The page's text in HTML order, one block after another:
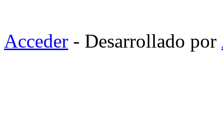
Acceder - Desarrollado por